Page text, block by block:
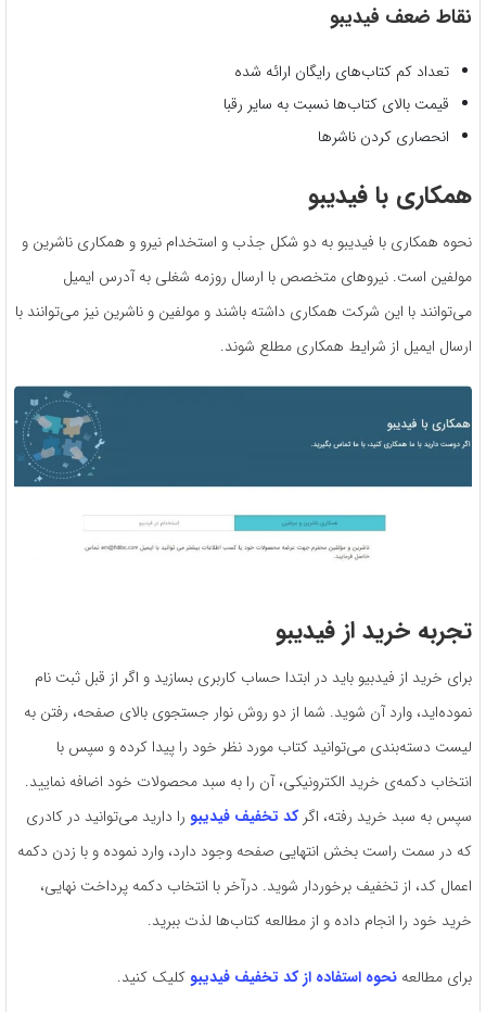
نقاط ضعف فیدیبو
تعداد کم کتاب‌های رایگان ارائه شده
قیمت بالای کتاب‌ها نسبت به سایر رقبا
انحصاری کردن ناشرها
همکاری با فیدیبو
نحوه همکاری با فیدیبو به دو شکل جذب و استخدام نیرو و همکاری ناشرین و
مولفین است. نیروهای متخصص با ارسال روزمه شغلی به آدرس ایمیل
می‌توانند با این شرکت همکاری داشته باشند و مولفین و ناشرین نیز می‌توانند با
ارسال ایمیل از شرایط همکاری مطلع شوند.
تجربه خرید از فیدیبو
برای خرید از فیدبیو باید در ابتدا حساب کاربری بسازید و اگر از قبل ثبت نام
نموده‌اید، وارد آن شوید. شما از دو روش نوار جستجوی بالای صفحه، رفتن به
لیست دسته‌بندی می‌توانید کتاب مورد نظر خود را پیدا کرده و سپس با
انتخاب دکمه‌ی خرید الکترونیکی، آن را به سبد محصولات خود اضافه نمایید.
سپس به سبد خرید رفته، اگرکد تخفیف فیدیبو را دارید می‌توانید در کادری
که در سمت راست بخش انتهایی صفحه وجود دارد، وارد نموده و با زدن دکمه
اعمال کد، از تخفیف برخوردار شوید. درآخر با انتخاب دکمه پرداخت نهایی،
خرید خود را انجام داده و از مطالعه کتاب‌ها لذت ببرید.
برای مطالعه نحوه استفاده از کد تخفیف فیدیبو کلیک کنید.